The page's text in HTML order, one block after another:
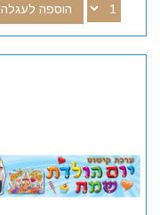
הוספה לעגלה